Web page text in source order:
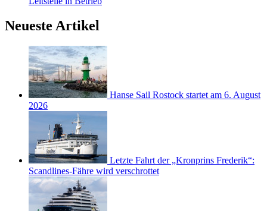
Neueste Artikel
Hanse Sail Rostock startet am 6. August
2026
Letzte Fahrt der „Kronprins Frederik“:
Scandlines-Fähre wird verschrottet